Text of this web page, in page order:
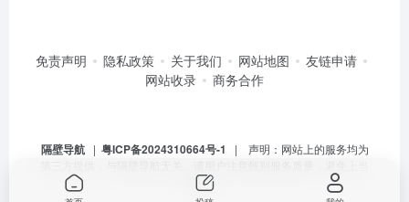
免责声明 隐私政策 关于我们 网站地图
友链申请
网站收录
商务合作
隔壁导航| 粤ICP备2024310664号-1
| 声明：网站上的服务均为
受骗。